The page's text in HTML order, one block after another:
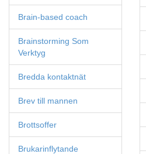
Brain-based coach
Brainstorming Som
Verktyg
Bredda kontaktnät
Brev till mannen
Brottsoffer
Brukarinflytande